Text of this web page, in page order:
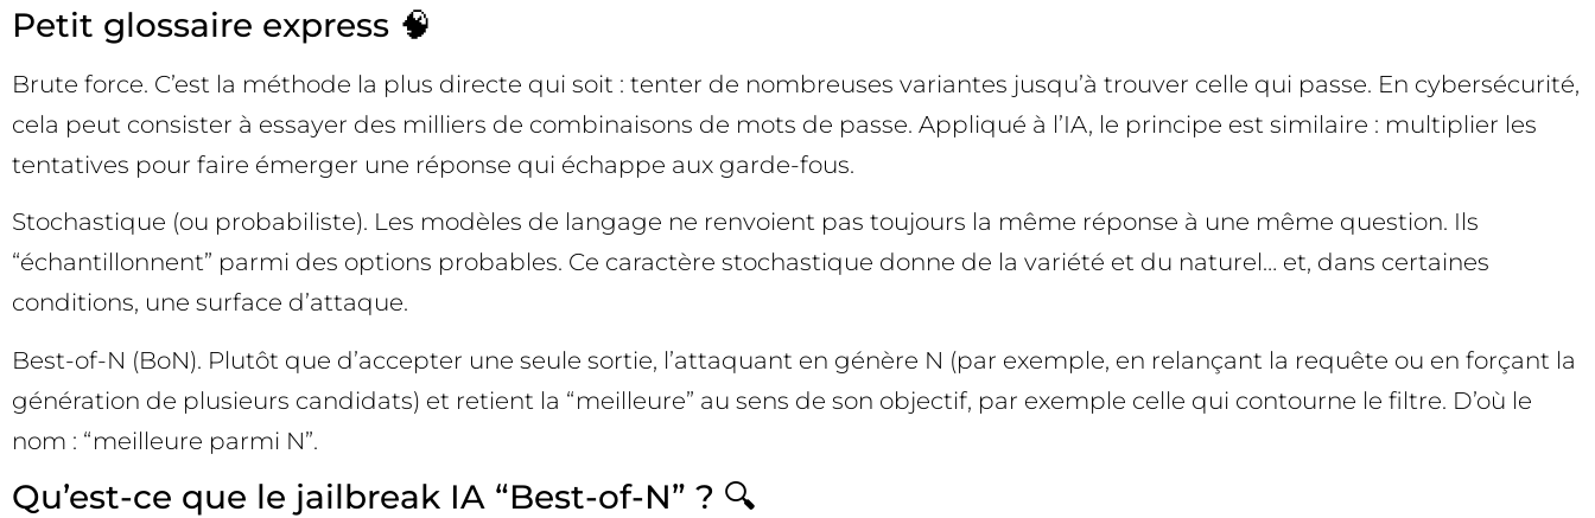
Petit glossaire express 🧠
Brute force. C’est la méthode la plus directe qui soit : tenter de nombreuses variantes jusqu’à trouver celle qui passe. En cybersécurité,
cela peut consister à essayer des milliers de combinaisons de mots de passe. Appliqué à l’IA, le principe est similaire : multiplier les
tentatives pour faire émerger une réponse qui échappe aux garde-fous.
Stochastique (ou probabiliste). Les modèles de langage ne renvoient pas toujours la même réponse à une même question. Ils
“échantillonnent” parmi des options probables. Ce caractère stochastique donne de la variété et du naturel… et, dans certaines
conditions, une surface d’attaque.
Best-of-N (BoN). Plutôt que d’accepter une seule sortie, l’attaquant en génère N (par exemple, en relançant la requête ou en forçant la
génération de plusieurs candidats) et retient la “meilleure” au sens de son objectif, par exemple celle qui contourne le filtre. D’où le
nom : “meilleure parmi N”.
Qu’est-ce que le jailbreak IA “Best-of-N” ? 🔍